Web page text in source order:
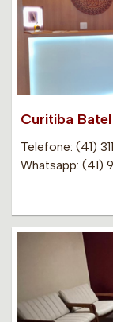
Curitiba Batel
Telefone: (41)
Whatsapp: (41)